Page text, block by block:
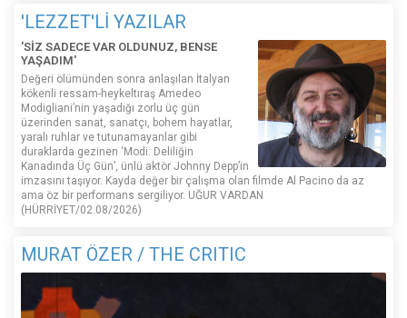
'LEZZET'Lİ YAZILAR
'SİZ SADECE VAR OLDUNUZ, BENSE
YAŞADIM'
Değeri ölümünden sonra anlaşılan İtalyan
kökenli ressam-heykeltıraş Amedeo
Modigliani’nin yaşadığı zorlu üç gün
üzerinden sanat, sanatçı, bohem hayatlar,
yaralı ruhlar ve tutunamayanlar gibi
duraklarda gezinen ‘Modi: Deliliğin
Kanadında Üç Gün’, ünlü aktör Johnny Depp’in
imzasını taşıyor. Kayda değer bir çalışma olan filmde Al Pacino da az
ama öz bir performans sergiliyor. UĞUR VARDAN
(HÜRRİYET/02.08/2026)
MURAT ÖZER / THE CRITIC